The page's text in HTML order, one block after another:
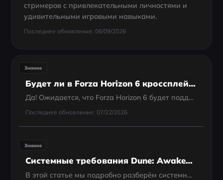
стримеров с привлекательными личностями и
удивительными игровыми навыками.
Последнее обновление: 06/09/2026
Знание
Будет ли в Forza Horizon 6 кроссплей и кроссплатформенность? (PC, Xbox, PS5)
Да! Ожидается, что Forza Horizon 6 будет поддерживать полноценный кроссплей.
Последнее обновление: 07/22/2026
Знание
Системные требования Dune: Awakening — всё, что нужно знать
В этой статье мы подробно разберём системные требования Dune: Awakening — как минимальные, так и рекомендуемые — чтобы вы могли избежать проблем с производительностью и наслаждаться плавным геймплеем.